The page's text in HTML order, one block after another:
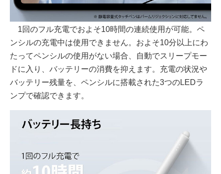
1回のフル充電でおよそ10時間の連続使用が可能。ペ
ンシルの充電中は使用できません。およそ10分以上にわ
たってペンシルの使用がない場合、自動でスリープモー
ドに入り、バッテリーの消費を抑えます。充電の状況や
バッテリー残量を、ペンシルに搭載された3つのLEDラ
ンプで確認できます。